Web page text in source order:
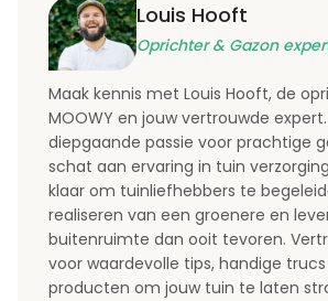
Louis Hooft
Oprichter & Gazon
Maak kennis met Louis Hooft, de
MOOWY en jouw vertrouwde
diepgaande passie voor prachtige
schat aan ervaring in tuin
klaar om tuinliefhebbers te
realiseren van een groenere en
buitenruimte dan ooit tevoren.
voor waardevolle tips, handige
producten om jouw tuin te laten